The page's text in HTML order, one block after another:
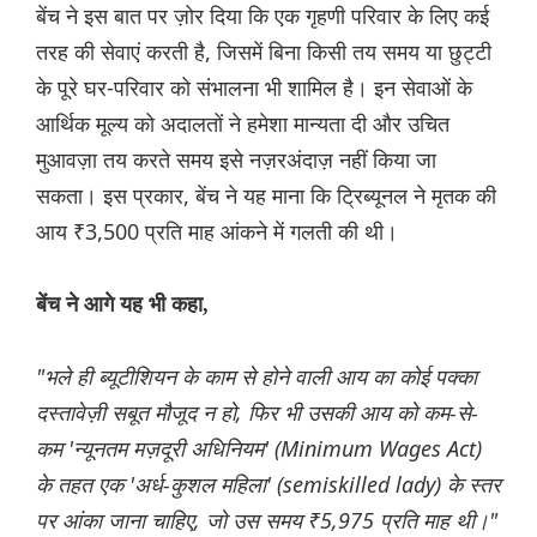
बेंच ने इस बात पर ज़ोर दिया कि एक गृहणी परिवार के लिए कई
तरह की सेवाएं करती है, जिसमें बिना किसी तय समय या छुट्टी
के पूरे घर-परिवार को संभालना भी शामिल है। इन सेवाओं के
आर्थिक मूल्य को अदालतों ने हमेशा मान्यता दी और उचित
मुआवज़ा तय करते समय इसे नज़रअंदाज़ नहीं किया जा
सकता। इस प्रकार, बेंच ने यह माना कि ट्रिब्यूनल ने मृतक की
आय ₹3,500 प्रति माह आंकने में गलती की थी।
बेंच ने आगे यह भी कहा,
"भले ही ब्यूटीशियन के काम से होने वाली आय का कोई पक्का
दस्तावेज़ी सबूत मौजूद न हो, फिर भी उसकी आय को कम-से-
कम 'न्यूनतम मज़दूरी अधिनियम' (Minimum Wages Act)
के तहत एक 'अर्ध-कुशल महिला' (semiskilled lady) के स्तर
पर आंका जाना चाहिए, जो उस समय ₹5,975 प्रति माह थी।"